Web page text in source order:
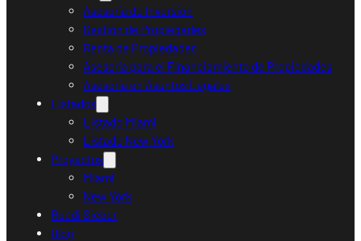
Asesoría de Inversión
Gestión de Propiedades
Renta de Propiedades
Asesoría para el Financiamiento de Propiedades
Asesoría en Asuntos Legales
Listados
Listado Miami
Listado New York
Proyectos
Miami
New York
Ruedi Sieber
Blog